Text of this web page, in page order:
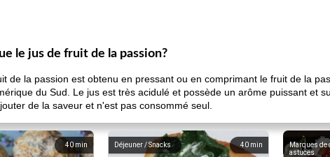
le jus de fruit de la passion?
de la passion est obtenu en pressant ou en comprimant le fruit de la
du Sud. Le jus est très acidulé et possède un arôme puissant et
de la saveur et n'est pas consommé seul.
40 min 40 min
Déjeuner / Snacks
Marques de
astuces